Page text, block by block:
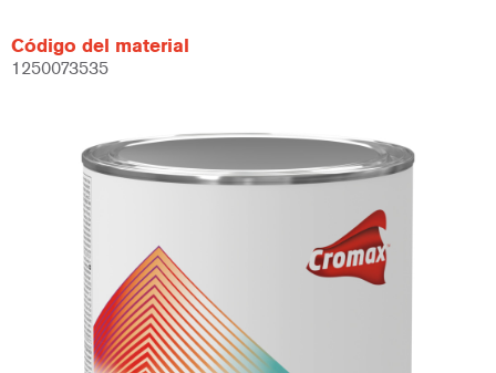
Código del material
1250073535